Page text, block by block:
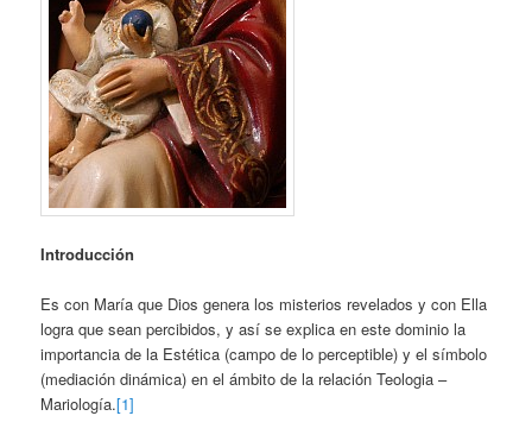
Introducción
Es con María que Dios genera los misterios revelados y con Ella
logra que sean percibidos, y así se explica en este dominio la
importancia de la Estética (campo de lo perceptible) y el símbolo
(mediación dinámica) en el ámbito de la relación Teologia –
Mariología.[1]